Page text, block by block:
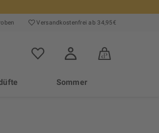
Versand­kosten­frei ab 34,95€
Sommer